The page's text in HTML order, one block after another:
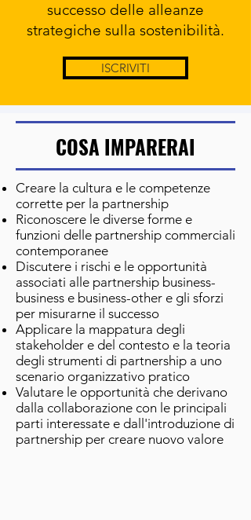
successo delle alleanze
strategiche sulla sostenibilità.
ISCRIVITI
COSA IMPARERAI
Creare la cultura e le competenze
corrette per la partnership
Riconoscere le diverse forme e
funzioni delle partnership commerciali
contemporanee
Discutere i rischi e le opportunità
associati alle partnership business-
business e business-other e gli sforzi
per misurarne il successo
Applicare la mappatura degli
stakeholder e del contesto e la teoria
degli strumenti di partnership a uno
scenario organizzativo pratico
Valutare le opportunità che derivano
dalla collaborazione con le principali
parti interessate e dall'introduzione di
partnership per creare nuovo valore